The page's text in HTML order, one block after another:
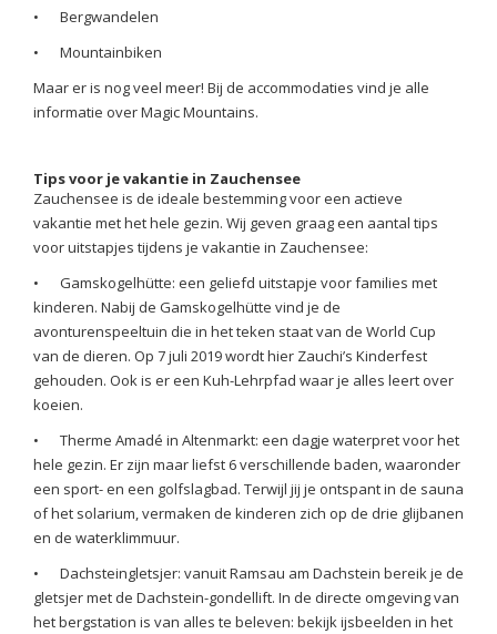
•
Bergwandelen
•
Mountainbiken
Maar er is nog veel meer! Bij de accommodaties vind je alle
informatie over Magic Mountains.
Tips voor je vakantie in Zauchensee
Zauchensee is de ideale bestemming voor een actieve
vakantie met het hele gezin. Wij geven graag een aantal tips
voor uitstapjes tijdens je vakantie in Zauchensee:
•
Gamskogelhütte: een geliefd uitstapje voor families met
kinderen. Nabij de Gamskogelhütte vind je de
avonturenspeeltuin die in het teken staat van de World Cup
van de dieren. Op 7 juli 2019 wordt hier Zauchi’s Kinderfest
gehouden. Ook is er een Kuh-Lehrpfad waar je alles leert over
koeien.
•
Therme Amadé in Altenmarkt: een dagje waterpret voor het
hele gezin. Er zijn maar liefst 6 verschillende baden, waaronder
een sport- en een golfslagbad. Terwijl jij je ontspant in de sauna
of het solarium, vermaken de kinderen zich op de drie glijbanen
en de waterklimmuur.
•
Dachsteingletsjer: vanuit Ramsau am Dachstein bereik je de
gletsjer met de Dachstein-gondellift. In de directe omgeving van
het bergstation is van alles te beleven: bekijk ijsbeelden in het